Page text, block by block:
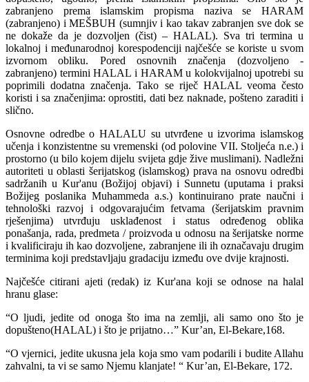
zabranjeno prema islamskim propisma naziva se HARAM
(zabranjeno) i MEŠBUH (sumnjiv i kao takav zabranjen sve dok se
ne dokaže da je dozvoljen (čist) – HALAL). Sva tri termina u
lokalnoj i međunarodnoj korespodenciji najčešće se koriste u svom
izvornom obliku. Pored osnovnih značenja (dozvoljeno -
zabranjeno) termini HALAL i HARAM u kolokvijalnoj upotrebi su
poprimili dodatna značenja. Tako se riječ HALAL veoma često
koristi i sa značenjima: oprostiti, dati bez naknade, pošteno zaraditi i
slično.
Osnovne odredbe o HALALU su utvrđene u izvorima islamskog
učenja i konzistentne su vremenski (od polovine VII. Stoljeća n.e.) i
prostorno (u bilo kojem dijelu svijeta gdje žive muslimani). Nadležni
autoriteti u oblasti šerijatskog (islamskog) prava na osnovu odredbi
sadržanih u Kur'anu (Božijoj objavi) i Sunnetu (uputama i praksi
Božijeg poslanika Muhammeda a.s.) kontinuirano prate naučni i
tehnološki razvoj i odgovarajućim fetvama (šerijatskim pravnim
rješenjima) utvrđuju usklađenost i status određenog oblika
ponašanja, rada, predmeta / proizvoda u odnosu na šerijatske norme
i kvalificiraju ih kao dozvoljene, zabranjene ili ih označavaju drugim
terminima koji predstavljaju gradaciju između ove dvije krajnosti.
Najčešće citirani ajeti (redak) iz Kur'ana koji se odnose na halal
hranu glase:
“O ljudi, jedite od onoga što ima na zemlji, ali samo ono što je
dopušteno(HALAL) i što je prijatno…” Kur’an, El-Bekare,168.
“O vjernici, jedite ukusna jela koja smo vam podarili i budite Allahu
zahvalni, ta vi se samo Njemu klanjate! “ Kur’an, El-Bekare, 172.